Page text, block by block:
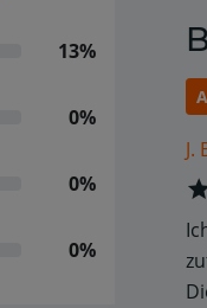
13%
0%
0%
0%
J.